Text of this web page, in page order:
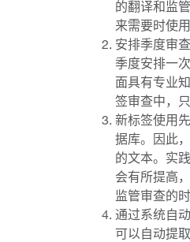
的翻译和监
来需要时使用
安排季度审
季度安排一
面具有专业
签审查中，
新标签使用
据库。因此
的文本。实
会有所提高
监管审查的时
通过系统自
可以自动提